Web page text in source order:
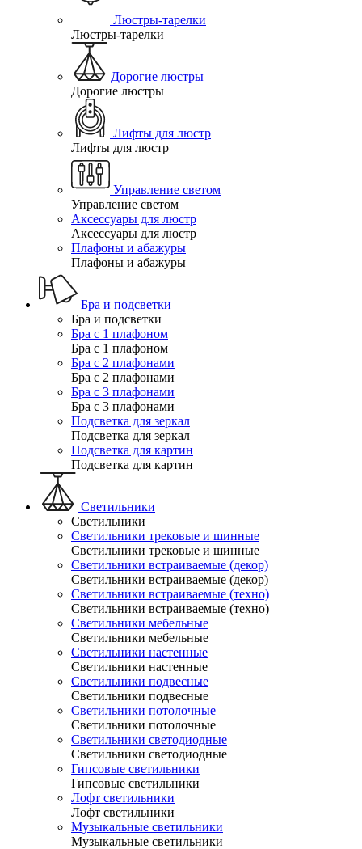
Люстры-тарелки
Люстры-тарелки
Дорогие люстры
Дорогие люстры
Лифты для люстр
Лифты для люстр
Управление светом
Управление светом
Аксессуары для люстр
Аксессуары для люстр
Плафоны и абажуры
Плафоны и абажуры
Бра и подсветки
Бра и подсветки
Бра с 1 плафоном
Бра с 1 плафоном
Бра с 2 плафонами
Бра с 2 плафонами
Бра с 3 плафонами
Бра с 3 плафонами
Подсветка для зеркал
Подсветка для зеркал
Подсветка для картин
Подсветка для картин
Светильники
Светильники
Светильники трековые и шинные
Светильники трековые и шинные
Светильники встраиваемые (декор)
Светильники встраиваемые (декор)
Светильники встраиваемые (техно)
Светильники встраиваемые (техно)
Светильники мебельные
Светильники мебельные
Светильники настенные
Светильники настенные
Светильники подвесные
Светильники подвесные
Светильники потолочные
Светильники потолочные
Светильники светодиодные
Светильники светодиодные
Гипсовые светильники
Гипсовые светильники
Лофт светильники
Лофт светильники
Музыкальные светильники
Музыкальные светильники